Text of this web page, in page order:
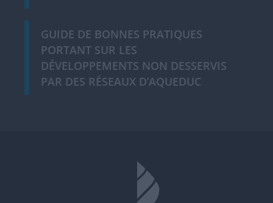
GUIDE DE BONNES PRATIQUES
PORTANT SUR LES
DÉVELOPPEMENTS NON DESSERVIS
PAR DES RÉSEAUX D’AQUEDUC